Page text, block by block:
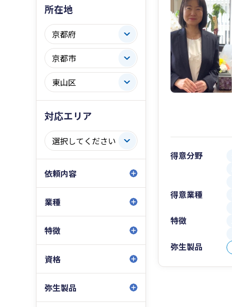
所在地
対応エリア
依頼内容
業種
特徴
資格
弥生製品
得意分野
得意業種
特徴
弥生製品